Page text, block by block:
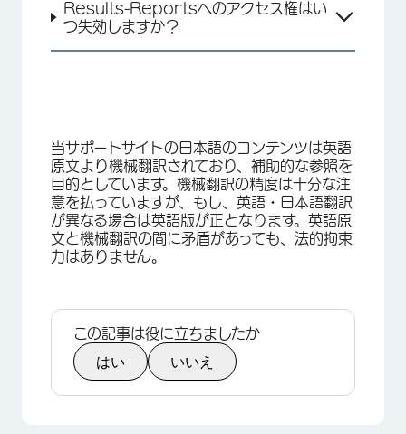
Results-Reportsへのアクセス権はい
つ失効しますか？
当サポートサイトの日本語のコンテンツは英語
原文より機械翻訳されており、補助的な参照を
目的としています。機械翻訳の精度は十分な注
意を払っていますが、もし、英語・日本語翻訳
が異なる場合は英語版が正となります。英語原
文と機械翻訳の間に矛盾があっても、法的拘束
力はありません。
この記事は役に立ちましたか
はい いいえ